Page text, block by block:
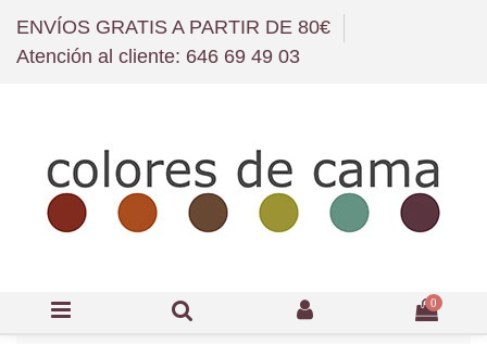
ENVÍOS GRATIS A PARTIR DE 80€
Atención al cliente: 646 69 49 03
0